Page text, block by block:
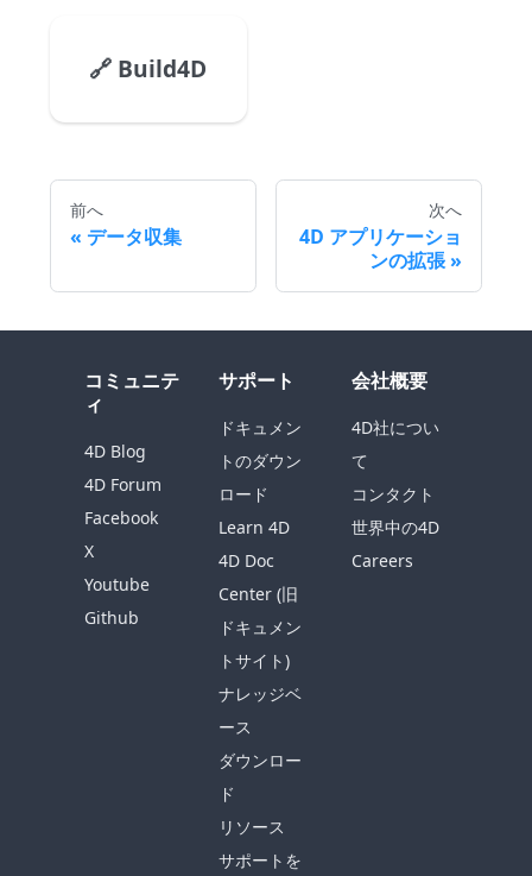
🔗 Build4D
前へ
データ収集
次へ
4D アプリケーショ
ンの拡張
コミュニテ
ィ
4D Blog
4D Forum
Facebook
X
Youtube
Github
サポート
ドキュメン
トのダウン
ロード
Learn 4D
4D Doc
Center (旧
ドキュメン
トサイト)
ナレッジベ
ース
ダウンロー
ド
リソース
サポートを
会社概要
4D社につい
て
コンタクト
世界中の4D
Careers